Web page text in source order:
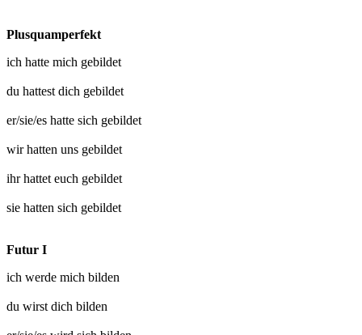
Plusquamperfekt
ich hatte mich gebildet
du hattest dich gebildet
er/sie/es hatte sich gebildet
wir hatten uns gebildet
ihr hattet euch gebildet
sie hatten sich gebildet
Futur I
ich werde mich bilden
du wirst dich bilden